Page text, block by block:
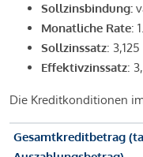
Sollzinsbindung:
Monatliche Rate:
Sollzinssatz:
Effektivzinssatz:
Die Kreditkonditionen
Gesamtkreditbetrag